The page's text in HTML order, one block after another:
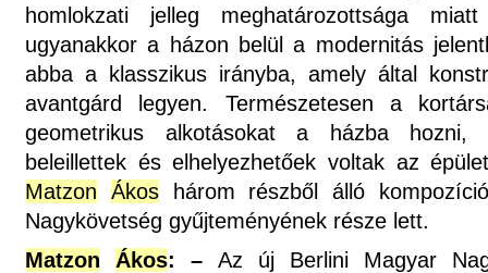
homlokzati jelleg meghatározottsága
ugyanakkor a házon belül a modernitás
abba a klasszikus irányba, amely által
avantgárd legyen. Természetesen a
geometrikus alkotásokat a házba hozni,
beleillettek és elhelyezhetőek voltak az
Matzon
Ákoshárom részből álló
Nagykövetség gyűjteményének része lett.
Matzon
Ákos: –Az új Berlini Magyar